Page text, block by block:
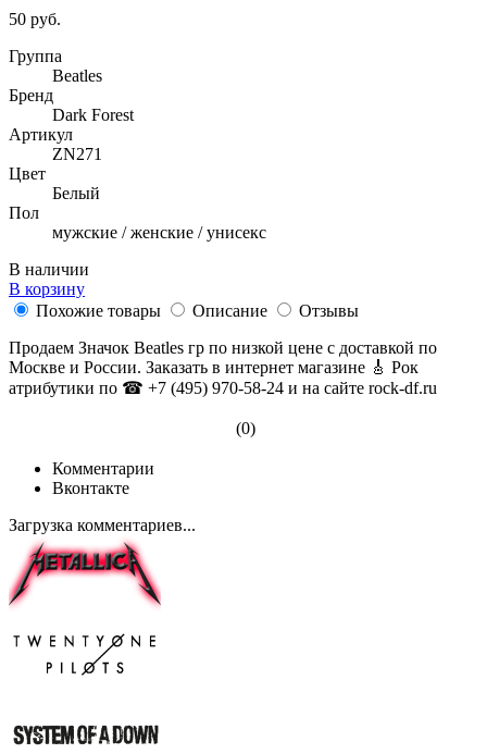
50 руб.
Группа
Beatles
Бренд
Dark Forest
Артикул
ZN271
Цвет
Белый
Пол
мужские / женские / унисекс
В наличии
В корзину
Похожие товары
Описание
Отзывы
Продаем Значок Beatles гр по низкой цене с доставкой по
Москве и России. Заказать в интернет магазине 🎸 Рок
атрибутики по ☎ +7 (495) 970-58-24 и на сайте rock-df.ru
(0)
Комментарии
Вконтакте
Загрузка комментариев...